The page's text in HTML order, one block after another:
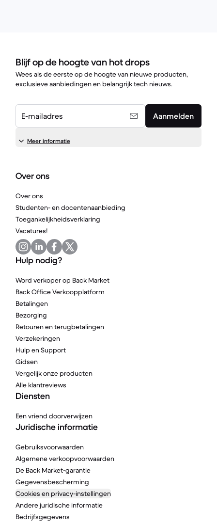
Blijf op de hoogte van hot drops
Wees als de eerste op de hoogte van nieuwe producten,
exclusieve aanbiedingen en belangrijk tech nieuws.
E-mailadres Aanmelden
Meer informatie
Over ons
Over ons
Studenten- en docentenaanbieding
Toegankelijkheidsverklaring
Vacatures!
Hulp nodig?
Word verkoper op Back Market
Back Office Verkoopplatform
Betalingen
Bezorging
Retouren en terugbetalingen
Verzekeringen
Hulp en Support
Gidsen
Vergelijk onze producten
Alle klantreviews
Diensten
Een vriend doorverwijzen
Juridische informatie
Gebruiksvoorwaarden
Algemene verkoopvoorwaarden
De Back Market-garantie
Gegevensbescherming
Cookies en privacy-instellingen
Andere juridische informatie
Bedrijfsgegevens